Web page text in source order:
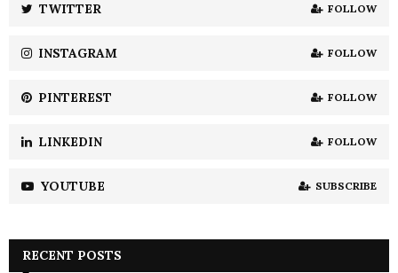
H
TWITTER FOLLOW
INSTAGRAM FOLLOW
PINTEREST FOLLOW
LINKEDIN FOLLOW
YOUTUBE SUBSCRIBE
RECENT POSTS